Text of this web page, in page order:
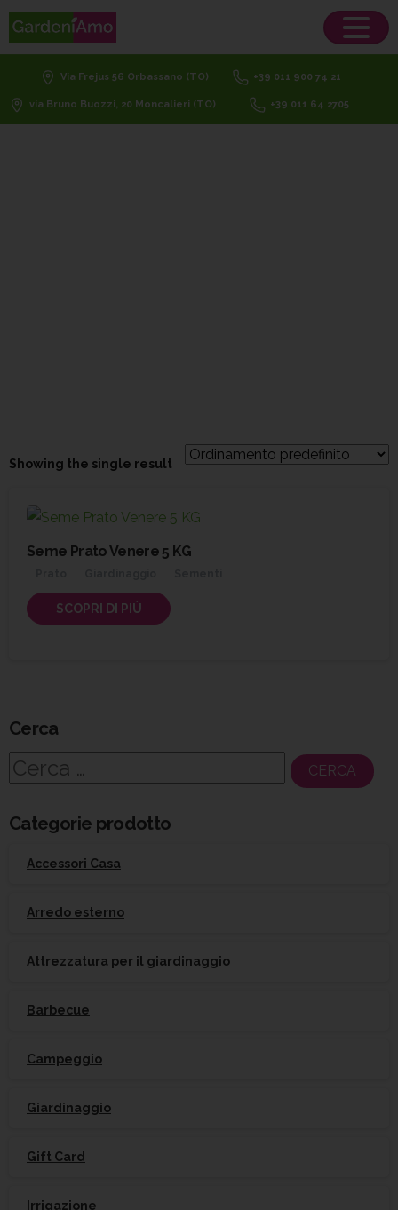
Via Frejus 56 Orbassano (TO) +39 011 900 74 21
via Bruno Buozzi, 20 Moncalieri (TO) +39 011 64 2705
Showing the single result
Seme Prato Venere 5 KG
SCOPRI DI PIÙ
Cerca
Ricerca
Categorie prodotto
Accessori Casa
Arredo esterno
Attrezzatura per il giardinaggio
Barbecue
Campeggio
Giardinaggio
Gift Card
Irrigazione